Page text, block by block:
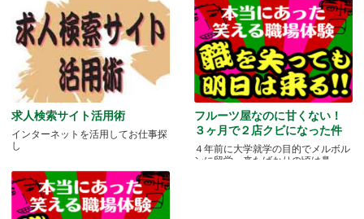
求人検索サイト活用術
インターネットを活用してお仕事探
し
フルーツ屋なのに甘くない！
３ヶ月で２店クビになった件
４年前に大学就学の目的でメルボル
ンに留学。来たばかりの頃は鼻.....